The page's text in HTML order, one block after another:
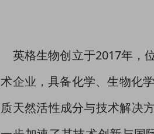
英格生物创立于2017年，
术企业，具备化学、生物化
质天然活性成分与技术解决